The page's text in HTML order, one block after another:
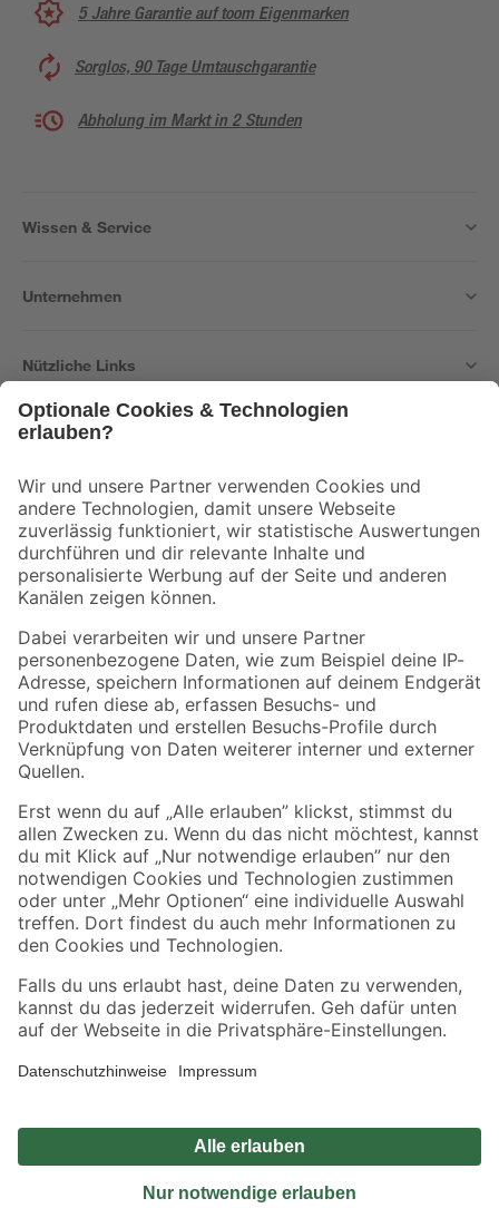
5 Jahre Garantie auf toom Eigenmarken
Sorglos, 90 Tage Umtauschgarantie
Abholung im Markt in 2 Stunden
Wissen & Service
Unternehmen
Nützliche Links
Der toom Newsletter: Keine Angebote und Aktionen mehr verpassen!
Zur Newsletter Anmeldung
Folge uns
Zahlungsarten Versandarten
Sicher einkaufen
Jetzt die toom-App herunterladen
Alle Preisangaben in EUR inkl. gesetzl. MwSt.. Die dargestellten Angebote sind unter
Umständen nicht in allen Märkten verfügbar. Die angegebenen Verfügbarkeiten beziehen
Produkte nur solange der Vorrat reicht.
*Paketversand ab 59 € versandkostenfrei, gilt nicht für Artikel mit Speditionsversand, hier
Privatsphäre Impressum
Nutzungsbedingungen
Widerrufsrecht
Vertrag widerrufen